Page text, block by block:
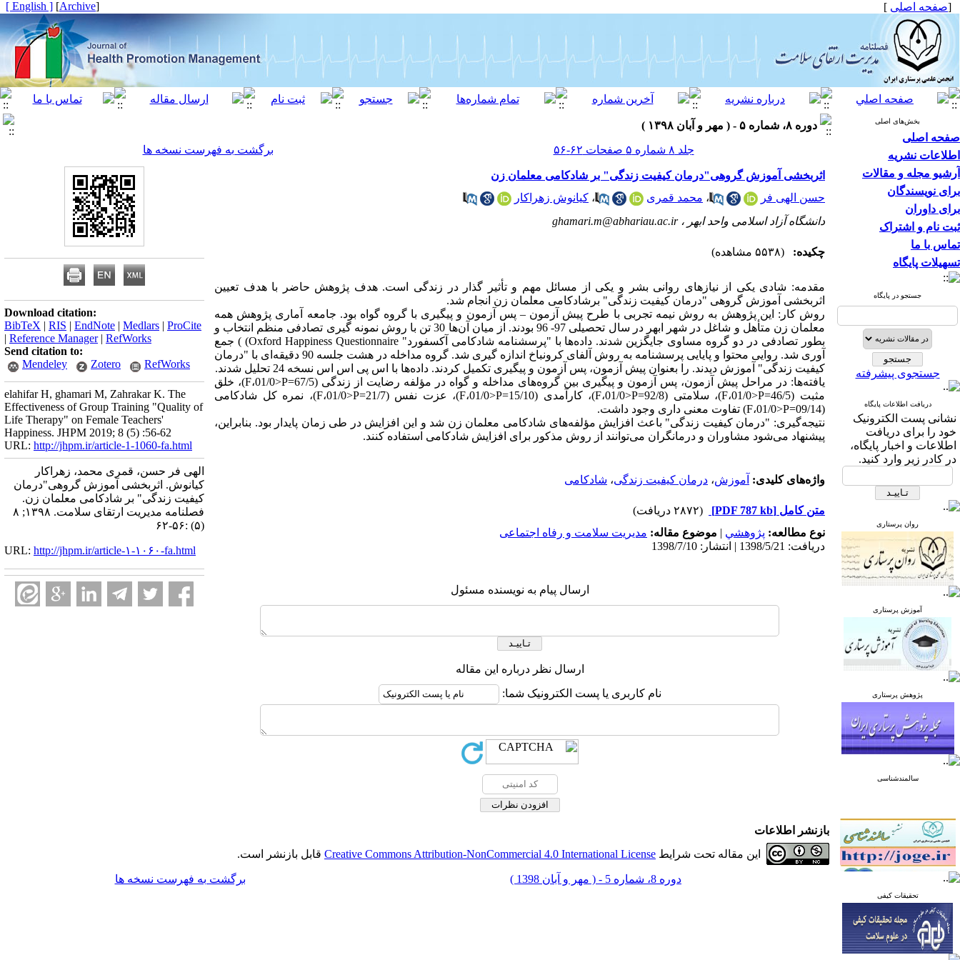
[صفحه اصلی ]
[
Archive
]
[ English ]
بخش‌های اصلی
صفحه اصلی
اطلاعات نشریه
آرشیو مجله و مقالات
برای نویسندگان
برای داوران
ثبت نام و اشتراک
تماس با ما
تسهیلات پایگاه
جستجو در پایگاه
جستجوی پیشرفته
دریافت اطلاعات پایگاه
نشانی پست الکترونیک
خود را برای دریافت
اطلاعات و اخبار پایگاه،
در کادر زیر وارد کنید.
روان پرستاری
آموزش پرستاری
پژوهش پرستاری
سالمندشناسی
تحقیقات کیفی
دوره ۸، شماره ۵ - ( مهر و آبان ۱۳۹۸ )
جلد ۸ شماره ۵ صفحات ۶۲-۵۶
برگشت به فهرست نسخه ها
اثربخشی آموزش گروهی"درمان کیفیت زندگی" بر شادکامی معلمان زن
حسن الهی فر
، محمد قمری ، کیانوش زهراکار
دانشگاه آزاد اسلامی واحد ابهر ،ghamari.m@abhariau.ac.ir
چکیده: (۵۵۳۸ مشاهده)
مقدمه: شادی یکی از نیازهای روانی بشر و یکی از مسائل مهم و تأثیر گذار در زندگی است. هدف پژوهش حاضر با هدف تعیین
اثربخشی آموزش گروهی "درمان کیفیت زندگی" برشادکامی معلمان زن انجام شد.
روش کار: این پژوهش به روش نیمه تجربی با طرح پیش آزمون – پس آزمون و پیگیری با گروه گواه بود. جامعه آماری پژوهش همه
معلمان زن متأهل و شاغل در شهر ابهر در سال تحصیلی 97- 96 بودند. از میان آن‌ها 30 تن با روش نمونه گیری تصادفی منظم انتخاب و
بطور تصادفی در دو گروه مساوی جایگزین شدند. داده‌ها با "پرسشنامه شادکامی آکسفورد" Oxford Happiness Questionnaire) ) جمع
آوری شد. روایی محتوا و پایایی پرسشنامه به روش آلفای کرونباخ اندازه گیری شد. گروه مداخله در هشت جلسه 90 دقیقه‌ای با "درمان
کیفیت زندگی" آموزش دیدند. را بعنوان پیش آزمون، پس آزمون و پیگیری تکمیل کردند. داده‌ها با اس پی اس اس نسخه 24 تحلیل شدند.
یافته‌ها: در مراحل پیش آزمون، پس آزمون و پیگیری بین گروه‌های مداخله و گواه در مؤلفه رضایت از زندگی (67/5=F،01/0>P)، خلق
مثبت (46/5=F،01/0>P)، سلامتی (92/8=F،01/0>P)، کارآمدی (15/10=F،01/0>P)، عزت نفس (21/7=F،01/0>P)، نمره کل شادکامی
(09/14=F،01/0>P) تفاوت معنی داری وجود داشت.
نتیجه‌گیری: "درمان کیفیت زندگی" باعث افزایش مؤلفه‌های شادکامی معلمان زن شد و این افزایش در طی زمان پایدار بود. بنابراین،
پیشنهاد می‌شود مشاوران و درمانگران می‌توانند از روش مذکور برای افزایش شادکامی استفاده کنند.
واژه‌های کلیدی: آموزش، درمان کیفیت زندگی، شادکامی
متن کامل [PDF 787 kb]
(۲۸۷۲ دریافت)
نوع مطالعه: پژوهشي | موضوع مقاله: مدیریت سلامت و رفاه اجتماعی
دریافت: 1398/5/21 | انتشار: 1398/7/10
ارسال پیام به نویسنده مسئول
ارسال نظر درباره این مقاله
نام کاربری یا پست الکترونیک شما:
Download citation:
BibTeX | RIS | EndNote | Medlars | ProCite
| Reference Manager| RefWorks
Send citation to:
Mendeley
Zotero RefWorks
elahifar H, ghamari M, Zahrakar K. The
Effectiveness of Group Training "Quality of
Life Therapy" on Female Teachers'
Happiness. JHPM 2019; 8 (5) :56-62
URL: http://jhpm.ir/article-1-1060-fa.html
الهی فر حسن، قمری محمد، زهراکار
کیانوش. اثربخشی آموزش گروهی"درمان
کیفیت زندگی" بر شادکامی معلمان زن.
فصلنامه مدیریت ارتقای سلامت. ۱۳۹۸; ۸
(۵) :۵۶-۶۲
URL: http://jhpm.ir/article-۱-۱۰۶۰-fa.html
بازنشر اطلاعات
این مقاله تحت شرایط Creative Commons Attribution-NonCommercial 4.0 International License قابل بازنشر است.
دوره 8، شماره 5 - ( مهر و آبان 1398 ) برگشت به فهرست نسخه ها